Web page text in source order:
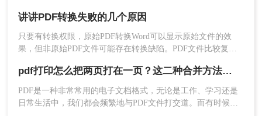
吧。
讲讲PDF转换失败的几个原因
只要有转换权限，原始PDF转换Word可以显示原始文件的效
果，但非原始PDF文件可能存在转换缺陷。PDF文件比较复
pdf打印怎么把两页打在一页？这二种合并方法了解一下！
PDF是一种非常常用的电子文档格式，无论是工作、学习还是
日常生活中，我们都会频繁地与PDF文件打交道。而有时候，